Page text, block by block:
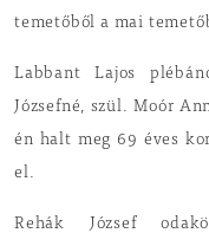
temetőből a mai
Labbant Lajos
Józsefné, szül. Moór
én halt meg 69 éves
el.
Rehák József